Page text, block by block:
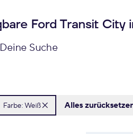
Ford Transit City
Suche
Farbe: Weiß Alles